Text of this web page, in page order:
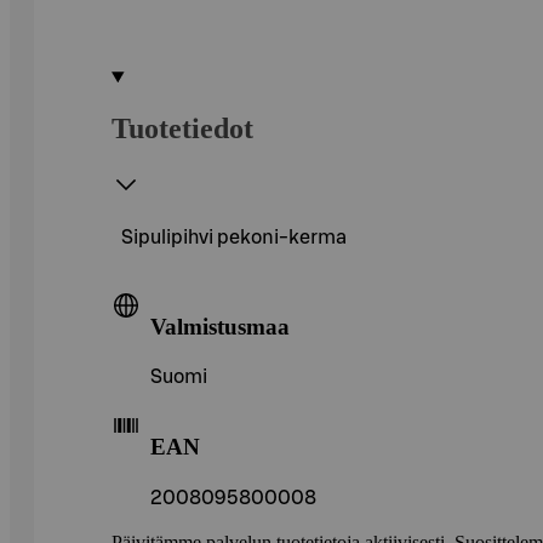
Tuotetiedot
Sipulipihvi pekoni-kerma
Valmistusmaa
Suomi
EAN
2008095800008